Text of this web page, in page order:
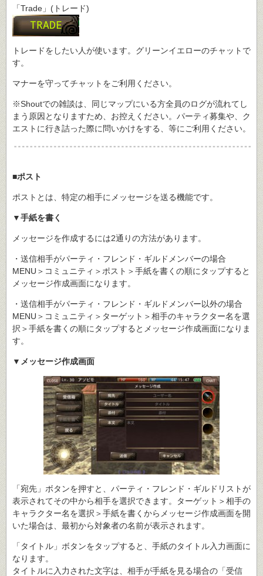
「Trade」(トレード)
トレードをしたい人が使います。グリーンイエローのチャットで
す。
マナーを守ってチャットをご利用ください。
※Shoutでの雑談は、同じマップにいる方全員のログが流れてし
まう原因となりますため、お控えください。パーティ募集や、ク
エストに行き詰った際に問いかけをする、等にご利用ください。
■ポスト
ポストとは、特定の相手にメッセージを送る機能です。
▼手紙を書く
メッセージを作成するには2通りの方法があります。
・送信相手がパーティ・フレンド・ギルドメンバーの場合
MENU＞コミュニティ＞ポスト＞手紙を書くの順にタップすると
メッセージ作成画面になります。
・送信相手がパーティ・フレンド・ギルドメンバー以外の場合
MENU＞コミュニティ＞ターゲット＞相手のキャラクター名を選
択＞手紙を書くの順にタップするとメッセージ作成画面になりま
す。
▼メッセージ作成画面
「宛先」ボタンを押すと、パーティ・フレンド・ギルドリストが
表示されてその中から相手を選択できます。ターゲット＞相手の
キャラクター名を選択＞手紙を書くからメッセージ作成画面を開
いた場合は、最初から対象者の名前が表示されます。
「タイトル」ボタンをタップすると、手紙のタイトル入力画面に
なります。
タイトルに入力された文字は、相手が手紙を見る場合の「受信